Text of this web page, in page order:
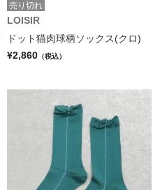
売り切れ
LOISIR
ドット猫肉球柄ソックス(クロ)
¥2,860 （税込）